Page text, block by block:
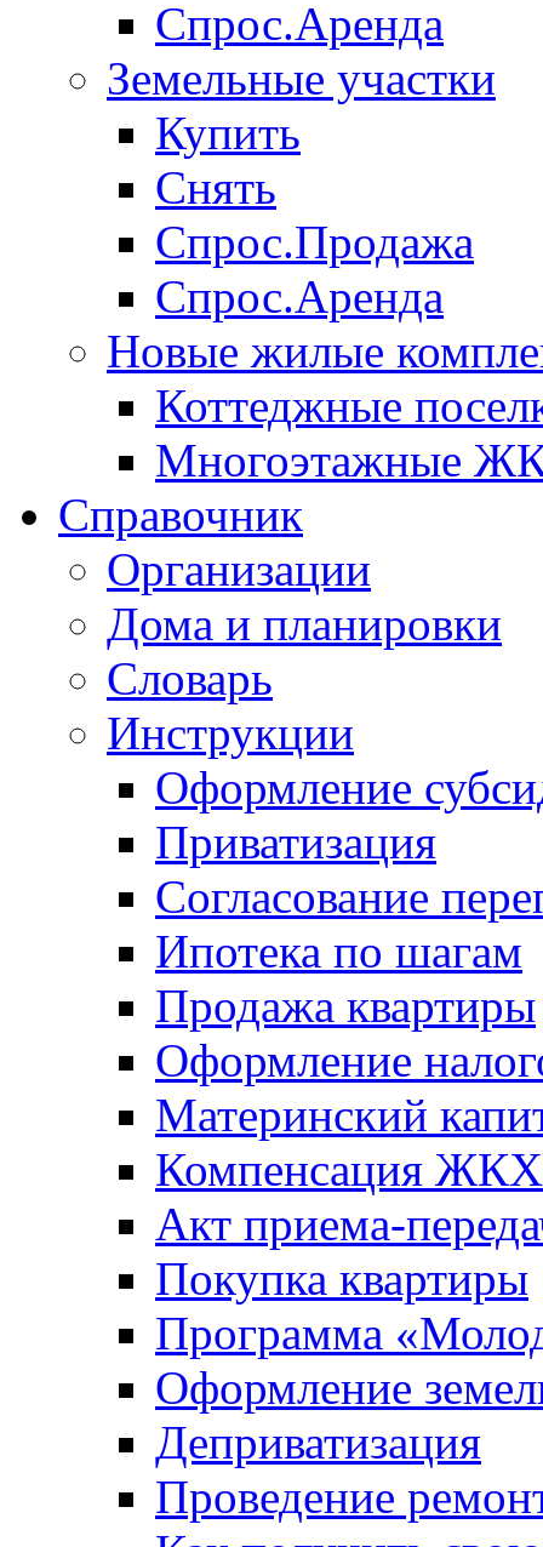
Спрос.Аренда
Земельные участки
Купить
Снять
Спрос.Продажа
Спрос.Аренда
Новые жилые
Коттеджные
Многоэтажные
Справочник
Организации
Дома и планировки
Словарь
Инструкции
Оформление
Приватизация
Согласование
Ипотека по шагам
Продажа квартиры
Оформление
Материнский
Компенсация ЖКХ
Акт приема-
Покупка квартиры
Программа
Оформление
Деприватизация
Проведение